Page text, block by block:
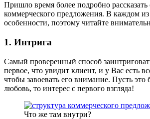
Пришло время более подробно рассказать
коммерческого предложения. В каждом из
особенности, поэтому читайте
1. Интрига
Самый проверенный способ
первое, что увидит клиент, и у Вас есть
чтобы завоевать его внимание. Пусть это
любовь, то интерес с первого взгляда!
Что же там внутри?